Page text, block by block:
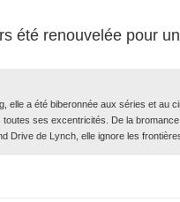
été renouvelée pour
elle a été biberonnée aux séries et au
toutes ses excentricités. De la
Drive de Lynch, elle ignore les